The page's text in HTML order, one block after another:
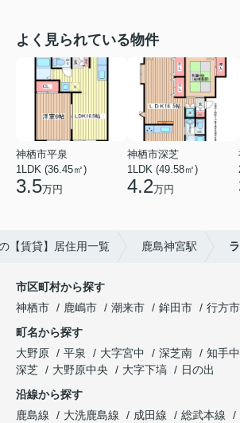
よく見られている物件
神栖市平泉
1LDK (36.45㎡)
3.5万円
神栖市深芝
1LDK (49.58㎡)
4.2万円
【賃貸】居住用一覧 鹿島神宮駅
市区町村から探す
神栖市
鹿嶋市 潮来市 鉾田市 行方市
町名から探す
大野原
平泉 大字宮中 深芝南 知手
深芝
大野原中央 大字下塙
日の出
沿線から探す
鹿島線
大洗鹿島線 成田線 総武本線